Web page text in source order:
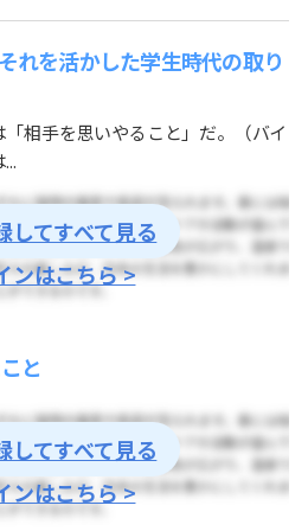
れを活かした学生時代の取り
相手を思いやること」だ。（バイ
してすべて見る
ンはこちら >
と
してすべて見る
ンはこちら >